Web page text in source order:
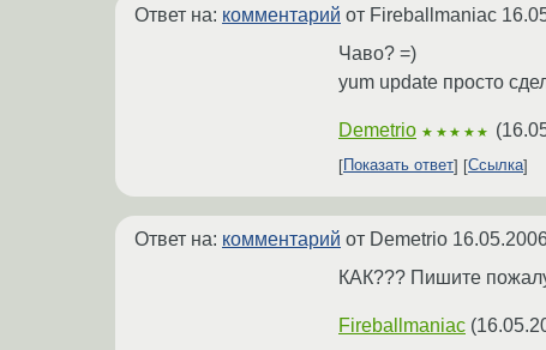
Ответ на: комментарий от Fireballmaniac
Чаво? =)
yum update просто
Demetrio ★★★★★ (
Показать ответ Ссылка
Ответ на: комментарий от Demetrio
КАК??? Пишите
Fireballmaniac (